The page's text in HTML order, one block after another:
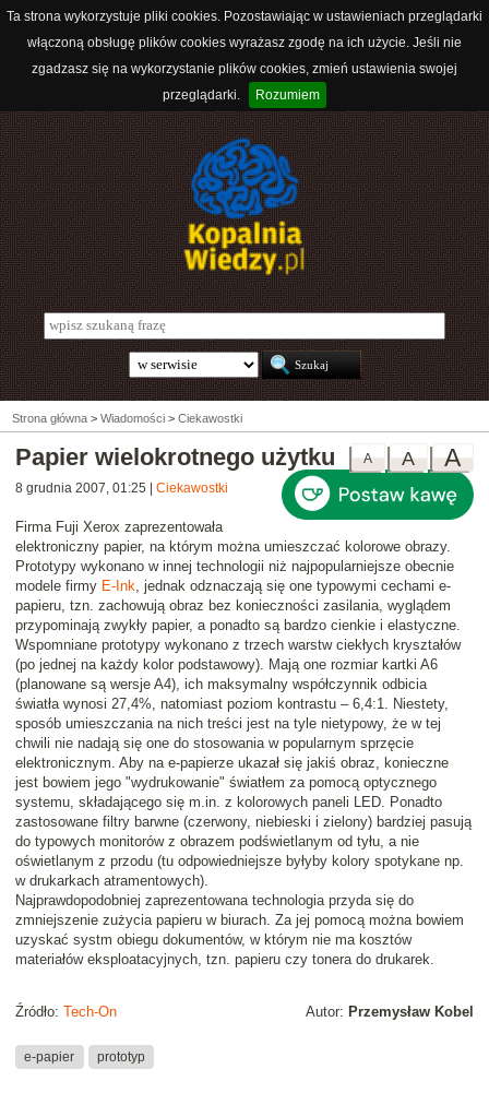
Ta strona wykorzystuje pliki cookies. Pozostawiając w ustawieniach przeglądarki
włączoną obsługę plików cookies wyrażasz zgodę na ich użycie. Jeśli nie
zgadzasz się na wykorzystanie plików cookies, zmień ustawienia swojej
przeglądarki.
Rozumiem
Strona główna > Wiadomości > Ciekawostki
A
A
A
Papier wielokrotnego użytku
8 grudnia 2007, 01:25 Ciekawostki
Firma Fuji Xerox zaprezentowała
elektroniczny papier, na którym można umieszczać kolorowe obrazy.
Prototypy wykonano w innej technologii niż najpopularniejsze obecnie
modele firmy E-Ink, jednak odznaczają się one typowymi cechami e-
papieru, tzn. zachowują obraz bez konieczności zasilania, wyglądem
przypominają zwykły papier, a ponadto są bardzo cienkie i elastyczne.
Wspomniane prototypy wykonano z trzech warstw ciekłych kryształów
(po jednej na każdy kolor podstawowy). Mają one rozmiar kartki A6
(planowane są wersje A4), ich maksymalny współczynnik odbicia
światła wynosi 27,4%, natomiast poziom kontrastu – 6,4:1. Niestety,
sposób umieszczania na nich treści jest na tyle nietypowy, że w tej
chwili nie nadają się one do stosowania w popularnym sprzęcie
elektronicznym. Aby na e-papierze ukazał się jakiś obraz, konieczne
jest bowiem jego "wydrukowanie" światłem za pomocą optycznego
systemu, składającego się m.in. z kolorowych paneli LED. Ponadto
zastosowane filtry barwne (czerwony, niebieski i zielony) bardziej pasują
do typowych monitorów z obrazem podświetlanym od tyłu, a nie
oświetlanym z przodu (tu odpowiedniejsze byłyby kolory spotykane np.
w drukarkach atramentowych).
Najprawdopodobniej zaprezentowana technologia przyda się do
zmniejszenie zużycia papieru w biurach. Za jej pomocą można bowiem
uzyskać systm obiegu dokumentów, w którym nie ma kosztów
materiałów eksploatacyjnych, tzn. papieru czy tonera do drukarek.
Autor: Przemysław Kobel
Źródło: Tech-On
e-papier prototyp